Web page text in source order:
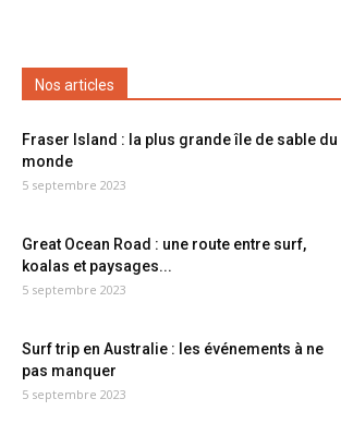
Nos articles
Fraser Island : la plus grande île de sable du
monde
5 septembre 2023
Great Ocean Road : une route entre surf,
koalas et paysages...
5 septembre 2023
Surf trip en Australie : les événements à ne
pas manquer
5 septembre 2023